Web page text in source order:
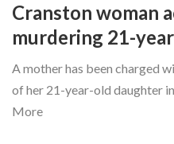
Cranston woman
murdering 21-
A mother has been charged
of her 21-year-old daughter
More